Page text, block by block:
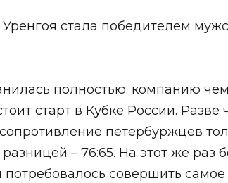
стала победителем
полностью: компанию
старт в Кубке России. Разве
петербуржцев
– 76:65. На этот же
совершить